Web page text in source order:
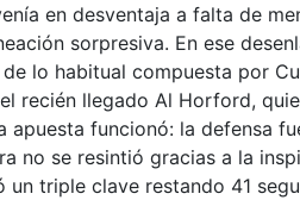
en desventaja a falta de
sorpresiva. En ese
lo habitual compuesta por
recién llegado Al Horford,
apuesta funcionó: la defensa
no se resintió gracias a la
un triple clave restando 41